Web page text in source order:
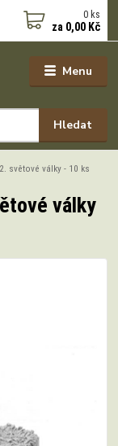
Menu
Hledat
0 ks
za 0,00 Kč
světové války - 10 ks
války